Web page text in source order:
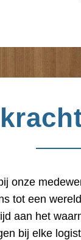
onze
tot een
aan het
bij elke